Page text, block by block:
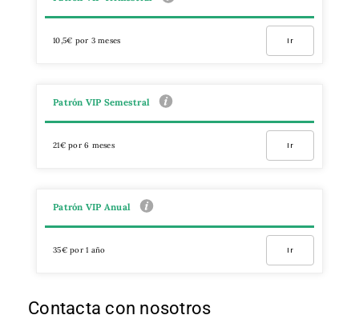
10,5€ por 3 meses Ir
Patrón VIP Semestral
21€ por 6 meses Ir
Patrón VIP Anual
35€ por 1 año Ir
Contacta con nosotros